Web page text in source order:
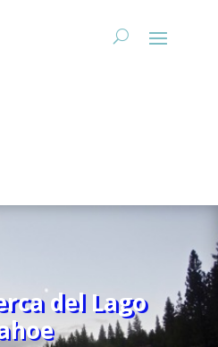
del Lago